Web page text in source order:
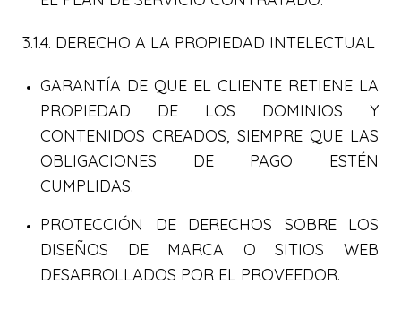
3.1.4. DERECHO A LA PROPIEDAD INTELECTUAL
GARANTÍA DE QUE EL CLIENTE RETIENE LA
PROPIEDAD DE LOS DOMINIOS Y
CONTENIDOS CREADOS, SIEMPRE QUE LAS
OBLIGACIONES DE PAGO ESTÉN
CUMPLIDAS.
PROTECCIÓN DE DERECHOS SOBRE LOS
DISEÑOS DE MARCA O SITIOS WEB
DESARROLLADOS POR EL PROVEEDOR.